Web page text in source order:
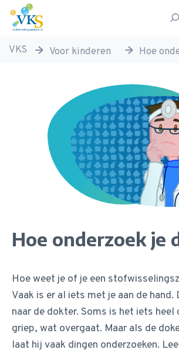
Volwassenen, Kinderen en
VKS voor kinderen hoe
Hoe onderzoek je
Hoe weet je of je een
Vaak is er al iets met je aan de hand.
naar de dokter. Soms is het iets heel
griep, wat overgaat. Maar als de
laat hij vaak dingen onderzoeken.